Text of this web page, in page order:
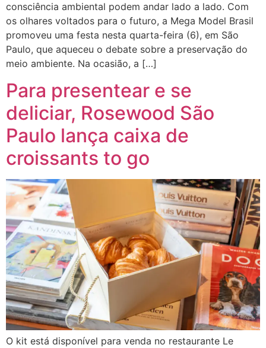
consciência ambiental podem andar lado a lado. Com
os olhares voltados para o futuro, a Mega Model Brasil
promoveu uma festa nesta quarta-feira (6), em São
Paulo, que aqueceu o debate sobre a preservação do
meio ambiente. Na ocasião, a […]
Para presentear e se
deliciar, Rosewood São
Paulo lança caixa de
croissants to go
O kit está disponível para venda no restaurante Le